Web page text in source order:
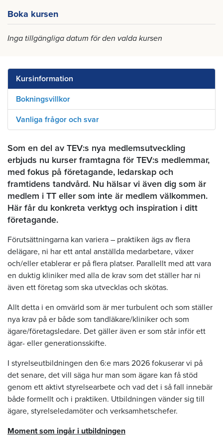
Boka kursen
Inga tillgängliga datum för den valda kursen
Kursinformation
Bokningsvillkor
Vanliga frågor och svar
Som en del av TEV:s nya medlemsutveckling
erbjuds nu kurser framtagna för TEV:s medlemmar,
med fokus på företagande, ledarskap och
framtidens tandvård. Nu hälsar vi även dig som är
medlem i TT eller som inte är medlem välkommen.
Här får du konkreta verktyg och inspiration i ditt
företagande.
Förutsättningarna kan variera – praktiken ägs av flera
delägare, ni har ett antal anställda medarbetare, växer
och/eller etablerar er på flera platser. Parallellt med att vara
en duktig kliniker med alla de krav som det ställer har ni
även ett företag som ska utvecklas och skötas.
Allt detta i en omvärld som är mer turbulent och som ställer
nya krav på er både som tandläkare/kliniker och som
ägare/företagsledare. Det gäller även er som står inför ett
ägar- eller generationsskifte.
I styrelseutbildningen den 6:e mars 2026 fokuserar vi på
det senare, det vill säga hur man som ägare kan få stöd
genom ett aktivt styrelsearbete och vad det i så fall innebär
både formellt och i praktiken. Utbildningen vänder sig till
ägare, styrelseledamöter och verksamhetschefer.
Moment som ingår i utbildningen